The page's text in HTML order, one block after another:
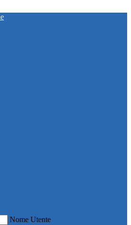
Nome Utente